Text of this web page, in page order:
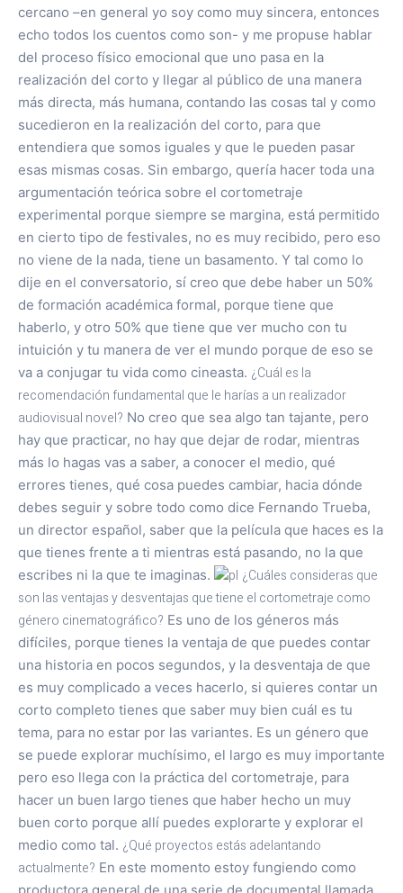
cercano –en general yo soy como muy sincera, entonces
echo todos los cuentos como son- y me propuse hablar
del proceso físico emocional que uno pasa en la
realización del corto y llegar al público de una manera
más directa, más humana, contando las cosas tal y como
sucedieron en la realización del corto, para que
entendiera que somos iguales y que le pueden pasar
esas mismas cosas. Sin embargo, quería hacer toda una
argumentación teórica sobre el cortometraje
experimental porque siempre se margina, está permitido
en cierto tipo de festivales, no es muy recibido, pero eso
no viene de la nada, tiene un basamento. Y tal como lo
dije en el conversatorio, sí creo que debe haber un 50%
de formación académica formal, porque tiene que
haberlo, y otro 50% que tiene que ver mucho con tu
intuición y tu manera de ver el mundo porque de eso se
va a conjugar tu vida como cineasta. ¿Cuál es la
recomendación fundamental que le harías a un realizador
audiovisual novel? No creo que sea algo tan tajante, pero
hay que practicar, no hay que dejar de rodar, mientras
más lo hagas vas a saber, a conocer el medio, qué
errores tienes, qué cosa puedes cambiar, hacia dónde
debes seguir y sobre todo como dice Fernando Trueba,
un director español, saber que la película que haces es la
que tienes frente a ti mientras está pasando, no la que
escribes ni la que te imaginas.
¿Cuáles consideras que
son las ventajas y desventajas que tiene el cortometraje como
género cinematográfico? Es uno de los géneros más
difíciles, porque tienes la ventaja de que puedes contar
una historia en pocos segundos, y la desventaja de que
es muy complicado a veces hacerlo, si quieres contar un
corto completo tienes que saber muy bien cuál es tu
tema, para no estar por las variantes. Es un género que
se puede explorar muchísimo, el largo es muy importante
pero eso llega con la práctica del cortometraje, para
hacer un buen largo tienes que haber hecho un muy
buen corto porque allí puedes explorarte y explorar el
medio como tal. ¿Qué proyectos estás adelantando
actualmente? En este momento estoy fungiendo como